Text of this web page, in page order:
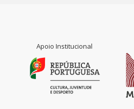
Apoio Institucional